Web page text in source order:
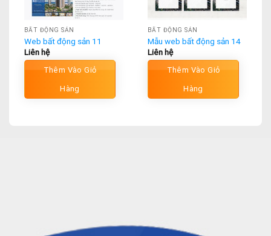
BẤT ĐỘNG SẢN
Web bất động sản 11
Liên hệ
Thêm Vào Giỏ
Hàng
BẤT ĐỘNG SẢN
Mẫu web bất động sản 14
Liên hệ
Thêm Vào Giỏ
Hàng